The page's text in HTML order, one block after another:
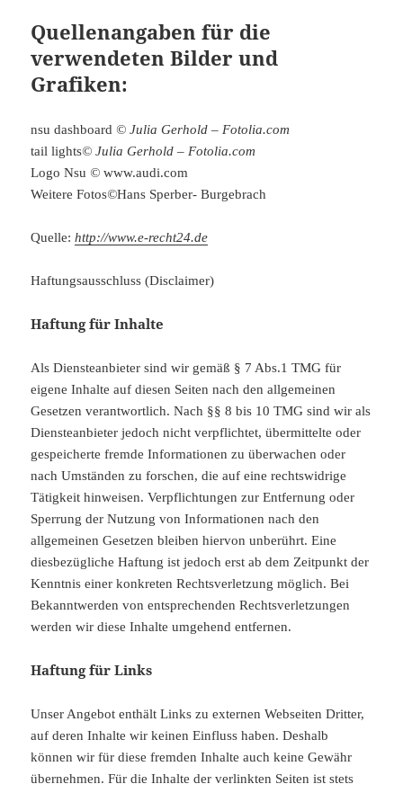
Quellenangaben für die
verwendeten Bilder und
Grafiken:
nsu dashboard © Julia Gerhold – Fotolia.com
tail lights© Julia Gerhold – Fotolia.com
Logo Nsu © www.audi.com
Weitere Fotos©Hans Sperber- Burgebrach
Quelle:http://www.e-recht24.de
Haftungsausschluss (Disclaimer)
Haftung für Inhalte
Als Diensteanbieter sind wir gemäß § 7 Abs.1 TMG für
eigene Inhalte auf diesen Seiten nach den allgemeinen
Gesetzen verantwortlich. Nach §§ 8 bis 10 TMG sind wir als
Diensteanbieter jedoch nicht verpflichtet, übermittelte oder
gespeicherte fremde Informationen zu überwachen oder
nach Umständen zu forschen, die auf eine rechtswidrige
Tätigkeit hinweisen. Verpflichtungen zur Entfernung oder
Sperrung der Nutzung von Informationen nach den
allgemeinen Gesetzen bleiben hiervon unberührt. Eine
diesbezügliche Haftung ist jedoch erst ab dem Zeitpunkt der
Kenntnis einer konkreten Rechtsverletzung möglich. Bei
Bekanntwerden von entsprechenden Rechtsverletzungen
werden wir diese Inhalte umgehend entfernen.
Haftung für Links
Unser Angebot enthält Links zu externen Webseiten Dritter,
auf deren Inhalte wir keinen Einfluss haben. Deshalb
können wir für diese fremden Inhalte auch keine Gewähr
übernehmen. Für die Inhalte der verlinkten Seiten ist stets